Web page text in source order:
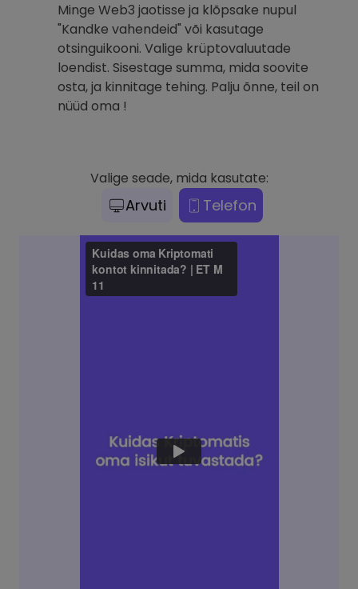
Minge Web3 jaotisse ja klõpsake nupul
"Kandke vahendeid" või kasutage
otsinguikooni. Valige krüptovaluutade
loendist. Sisestage summa, mida soovite
osta, ja kinnitage tehing. Palju õnne, teil on
nüüd oma !
Valige seade, mida kasutate:
Arvuti Telefon